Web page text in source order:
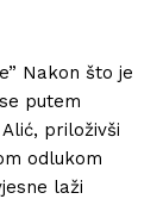
​Nakon što je
putem
priloživši
odlukom
laži